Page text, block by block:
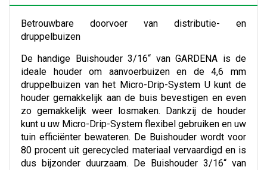
Betrouwbare doorvoer van distributie- en
druppelbuizen
De handige Buishouder 3/16“ van GARDENA is de
ideale houder om aanvoerbuizen en de 4,6 mm
druppelbuizen van het Micro-Drip-System U kunt de
houder gemakkelijk aan de buis bevestigen en even
zo gemakkelijk weer losmaken. Dankzij de houder
kunt u uw Micro-Drip-System flexibel gebruiken en uw
tuin efficiënter bewateren. De Buishouder wordt voor
80 procent uit gerecycled materiaal vervaardigd en is
dus bijzonder duurzaam. De Buishouder 3/16“ van